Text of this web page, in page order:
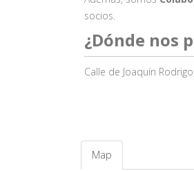
socios.
¿Dónde nos
Calle de Joaquín
Map